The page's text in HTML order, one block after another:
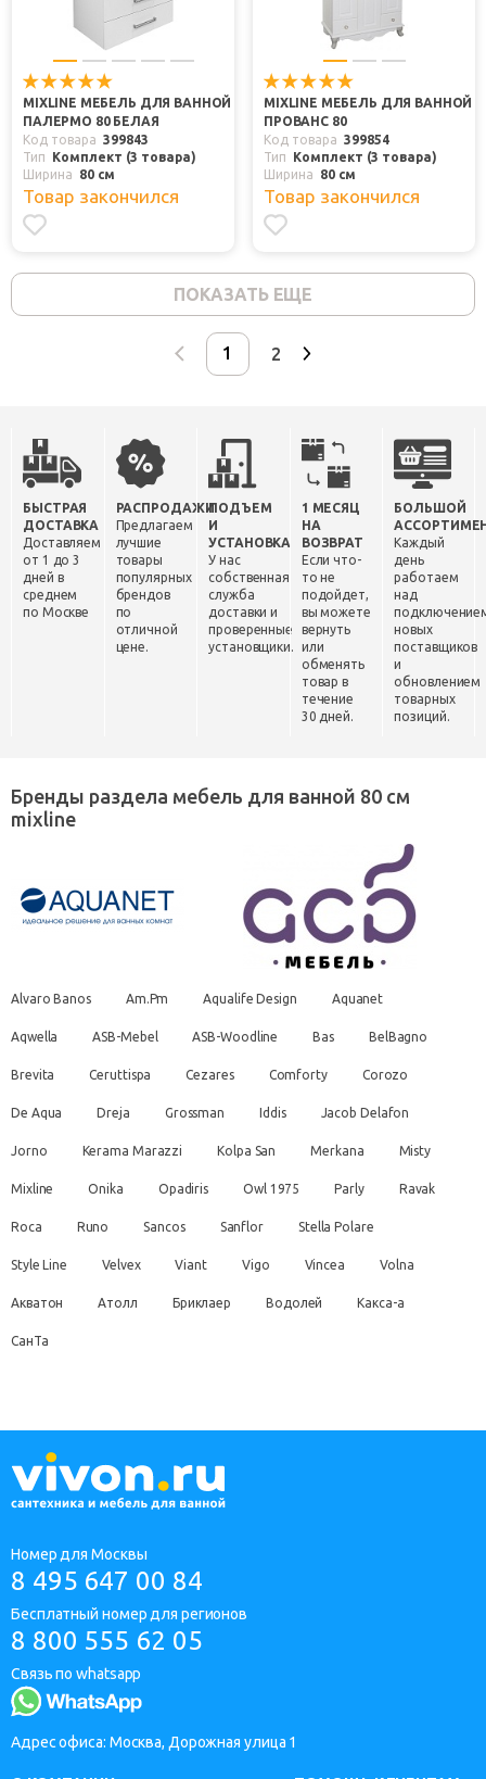
MIXLINE МЕБЕЛЬ ДЛЯ ВАННОЙ
ПАЛЕРМО 80 БЕЛАЯ
Код товара 399843
Тип
Комплект (3 товара)
Ширина
80 см
Товар закончился
MIXLINE МЕБЕЛЬ ДЛЯ ВАННОЙ
ПРОВАНС 80
Код товара 399854
Тип
Комплект (3 товара)
Ширина
80 см
Товар закончился
ПОКАЗАТЬ ЕЩЕ
2
БЫСТРАЯ
ДОСТАВКА
Доставляем
от 1 до 3
дней в
среднем
по Москве
РАСПРОДАЖИ
Предлагаем
лучшие
товары
популярных
брендов
по
отличной
цене.
ПОДЪЕМ
И
УСТАНОВКА
У нас
собственная
служба
доставки и
проверенные
установщики.
1 МЕСЯЦ
НА
ВОЗВРАТ
Если что-
то не
подойдет,
вы можете
вернуть
или
обменять
товар в
течение
30 дней.
БОЛЬШОЙ
Каждый
день
работаем
над
новых
поставщиков
и
обновлением
товарных
позиций.
Бренды раздела мебель для ванной 80 см
mixline
Alvaro Banos Am.Pm Aqualife Design Aquanet
Aqwella ASB-Mebel ASB-Woodline Bas BelBagno
Brevita Ceruttispa Cezares Comforty Corozo
De Aqua Dreja Grossman Iddis Jacob Delafon
Jorno Kerama Marazzi Kolpa San Merkana Misty
Mixline Onika Opadiris Owl 1975 Parly Ravak
Roca Runo Sancos Sanflor Stella Polare
Style Line Velvex Viant Vigo Vincea Volna
Акватон Атолл Бриклаер Водолей Какса-а
СанТа
Номер для Москвы
8 495 647 00 84
Бесплатный номер для регионов
8 800 555 62 05
Связь по whatsapp
Адрес офиса: Москва, Дорожная улица 1